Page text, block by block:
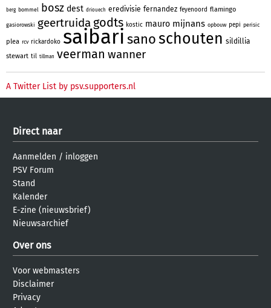
berg bommel bosz dest driouech eredivisie fernandez feyenoord flamingo
gasiorowski geertruida godts kostic mauro mijnans opbouw pepi perisic
plea rcv rickardoko saibari sanoschouten sildillia
stewart til tillman veerman wanner
A Twitter List by psv.supporters.nl
Direct naar
Aanmelden / inloggen
PSV Forum
Stand
Kalender
E-zine (nieuwsbrief)
Nieuwsarchief
Over ons
Voor webmasters
Disclaimer
Privacy